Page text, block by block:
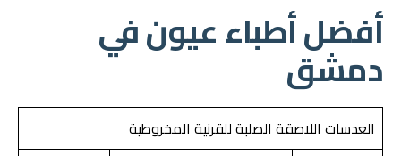
أفضل أطباء عيون في
دمشق
العدسات اللاصقة الصلبة للقرنية المخروطية